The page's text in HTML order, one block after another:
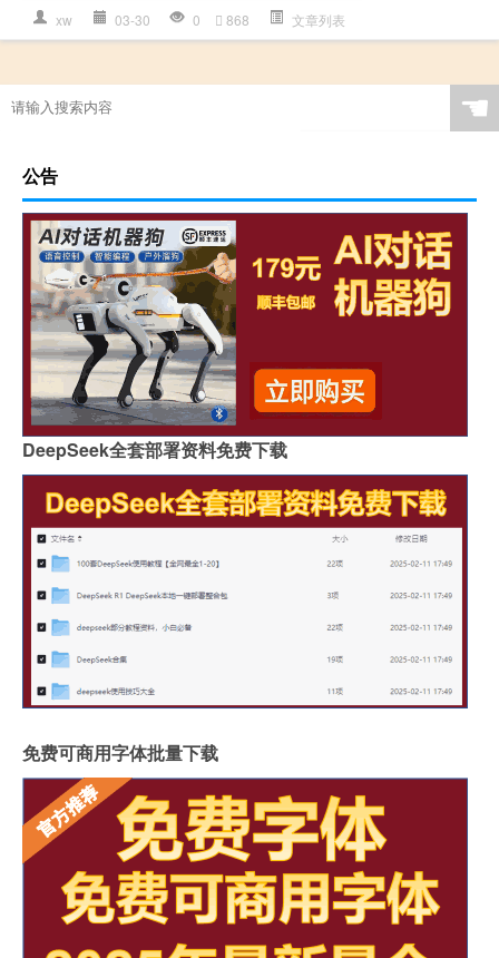
xw 03-30 0 868 文章列表
☚
公告
DeepSeek全套部署资料免费下载
免费可商用字体批量下载